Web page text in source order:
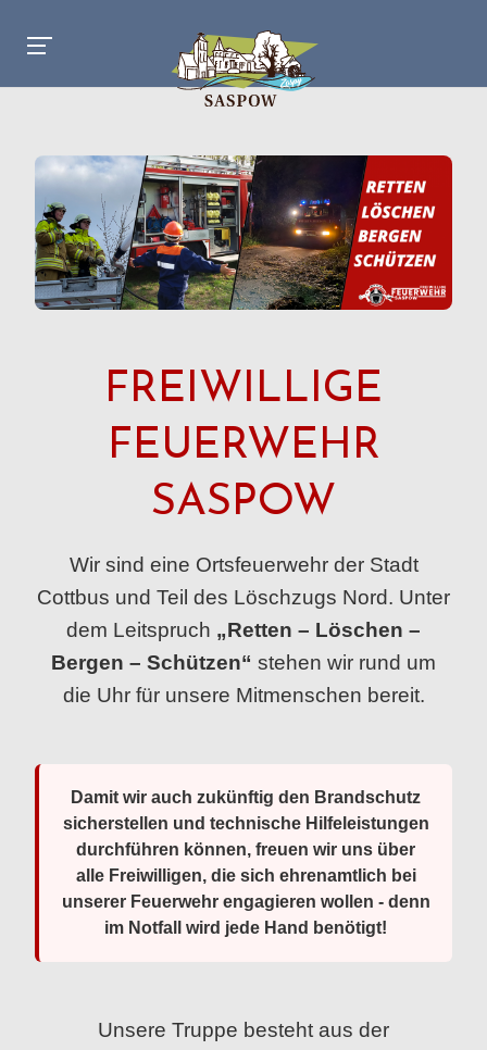
FREIWILLIGE
FEUERWEHR
SASPOW
Wir sind eine Ortsfeuerwehr der Stadt
Cottbus und Teil des Löschzugs Nord. Unter
dem Leitspruch „Retten – Löschen –
Bergen – Schützen“ stehen wir rund um
die Uhr für unsere Mitmenschen bereit.
Damit wir auch zukünftig den Brandschutz
sicherstellen und technische Hilfeleistungen
durchführen können, freuen wir uns über
alle Freiwilligen, die sich ehrenamtlich bei
unserer Feuerwehr engagieren wollen - denn
im Notfall wird jede Hand benötigt!
Unsere Truppe besteht aus der